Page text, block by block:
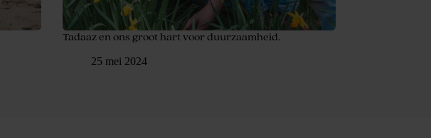
Tadaaz en ons groot hart voor duurzaamheid.
25 mei 2024